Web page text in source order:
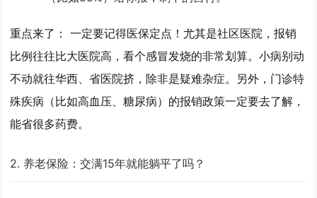
重点来了： 一定要记得医保定点 ！尤其是社区医院，报销
比例往往比大医院高，看个感冒发烧的非常划算。小病别动
不动就往华西、省医院挤，除非是疑难杂症。另外， 门诊特
殊疾病 （比如高血压、糖尿病）的报销政策一定要去了解，
能省很多药费。
2. 养老保险：交满15年就能躺平了吗？